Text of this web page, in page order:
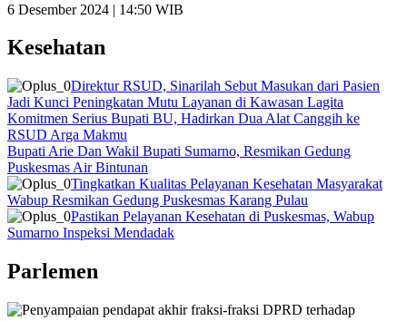
6 Desember 2024 | 14:50 WIB
Kesehatan
Direktur RSUD, Sinarilah Sebut Masukan dari Pasien
Jadi Kunci Peningkatan Mutu Layanan di Kawasan Lagita
Komitmen Serius Bupati BU, Hadirkan Dua Alat Canggih ke
RSUD Arga Makmu
Bupati Arie Dan Wakil Bupati Sumarno, Resmikan Gedung
Puskesmas Air Bintunan
Tingkatkan Kualitas Pelayanan Kesehatan Masyarakat
Wabup Resmikan Gedung Puskesmas Karang Pulau
Pastikan Pelayanan Kesehatan di Puskesmas, Wabup
Sumarno Inspeksi Mendadak
Parlemen